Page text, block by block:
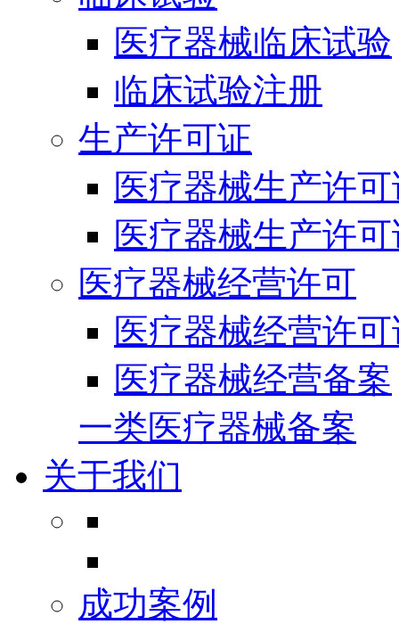
医疗器械临床试验
临床试验注册
生产许可证
医疗器械生产许
医疗器械生产许
医疗器械经营许可
医疗器械经营许
医疗器械经营备案
一类医疗器械备案
关于我们
成功案例